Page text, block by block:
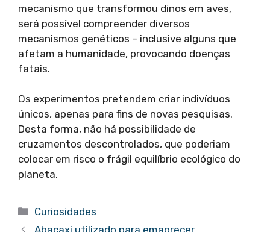
mecanismo que transformou dinos em aves,
será possível compreender diversos
mecanismos genéticos – inclusive alguns que
afetam a humanidade, provocando doenças
fatais.
Os experimentos pretendem criar indivíduos
únicos, apenas para fins de novas pesquisas.
Desta forma, não há possibilidade de
cruzamentos descontrolados, que poderiam
colocar em risco o frágil equilíbrio ecológico do
planeta.
Categorias
Curiosidades